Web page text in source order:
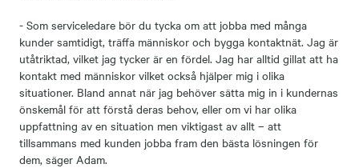
- Som serviceledare bör du tycka om att jobba med många
kunder samtidigt, träffa människor och bygga kontaktnät. Jag är
utåtriktad, vilket jag tycker är en fördel. Jag har alltid gillat att ha
kontakt med människor vilket också hjälper mig i olika
situationer. Bland annat när jag behöver sätta mig in i kundernas
önskemål för att förstå deras behov, eller om vi har olika
uppfattning av en situation men viktigast av allt – att
tillsammans med kunden jobba fram den bästa lösningen för
dem, säger Adam.